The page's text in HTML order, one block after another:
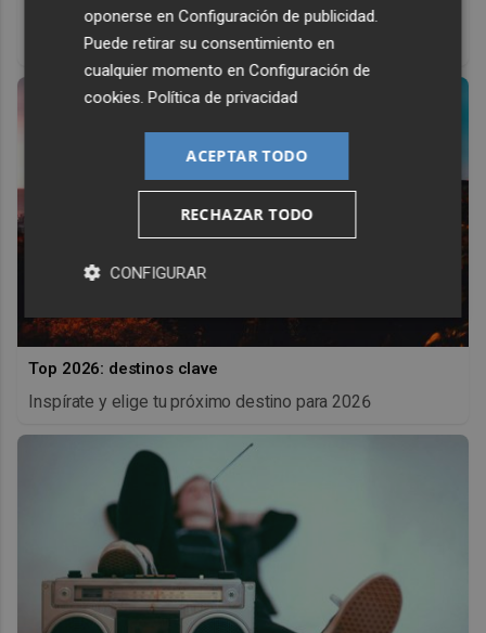
Un verdadero MMORPG de la vieja escuela ¡Cómo los de
antes, pero mejor!
Top 2026: destinos clave
Inspírate y elige tu próximo destino para 2026
oponerse enConfiguración de publicidad
Puede retirar su consentimiento en
cualquier momento enConfiguración de
cookies .Política de privacidad
ACEPTAR TODO
RECHAZAR TODO
CONFIGURAR